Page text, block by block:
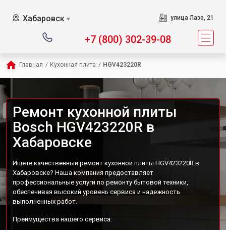
Хабаровск ▼ улица Лазо, 21
+7 (800) 302-39-08
Главная / Кухонная плита / HGV423220R
Ремонт кухонной плиты
Bosch HGV423220R в
Хабаровске
Ищете качественный ремонт кухонной плиты HGV423220R в
Хабаровске? Наша компания предоставляет
профессиональные услуги по ремонту бытовой техники,
обеспечивая высокий уровень сервиса и надежность
выполненных работ.
Преимущества нашего сервиса: